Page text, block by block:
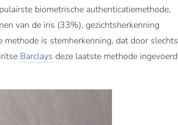
biometrische authenticatiemethode,
van de iris (33%), gezichtsherkenning
is stemherkenning, dat door slechts
Barclays deze laatste methode ingevoerd